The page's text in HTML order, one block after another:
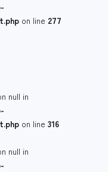
on line 277
null in
on line 316
null in